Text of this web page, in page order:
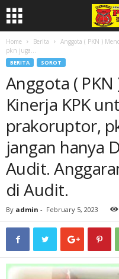
Home Berita
Anggota ( PKN )
pkn juga...
BERITA SOROT
Anggota (
Kinerja KPK
prakoruptor,
jangan hanya
Audit.
di Audit.
By admin - February 5, 2023